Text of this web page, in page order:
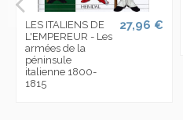
LES ITALIENS DE
L'EMPEREUR - Les
armées de la
péninsule
italienne 1800-
1815
27,96 €